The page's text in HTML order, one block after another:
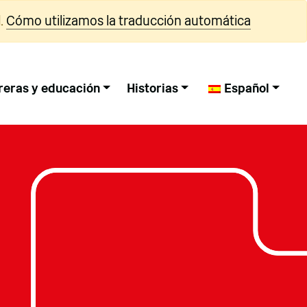
Cómo utilizamos la traducción automática
y educación Historias Español